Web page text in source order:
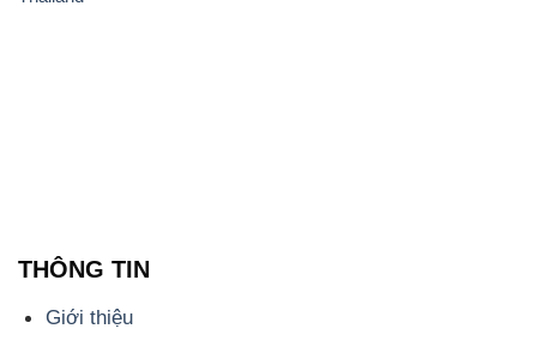
Chính sách và quy định chung
Tin tức